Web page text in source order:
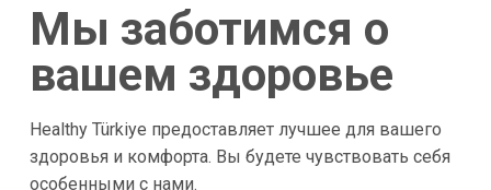
Мы заботимся о
вашем здоровье
Healthy Türkiye предоставляет лучшее для вашего
здоровья и комфорта. Вы будете чувствовать себя
особенными с нами.